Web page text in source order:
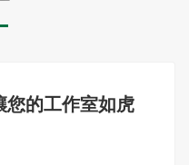
您的工作室如虎